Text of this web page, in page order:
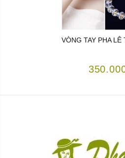
VÒNG TAY PHA LÊ